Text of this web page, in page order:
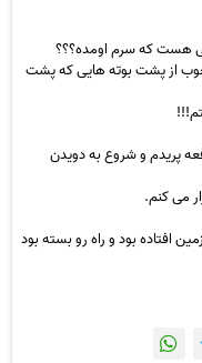
هست که سرم اومده؟؟؟
از پشت بوته هایی که پشت
پریدم و شروع به دویدن
می کنم.
افتاده بود و راه رو بسته بود